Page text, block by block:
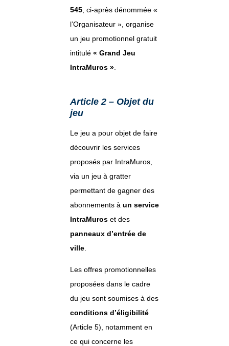
545, ci-après dénommée «
l’Organisateur », organise
un jeu promotionnel gratuit
intitulé « Grand Jeu
IntraMuros ».
Article 2 – Objet du
jeu
Le jeu a pour objet de faire
découvrir les services
proposés par IntraMuros,
via un jeu à gratter
permettant de gagner des
abonnements à un service
IntraMuroset des
panneaux d’entrée de
ville.
Les offres promotionnelles
proposées dans le cadre
du jeu sont soumises à des
conditions d’éligibilité
(Article 5), notamment en
ce qui concerne les